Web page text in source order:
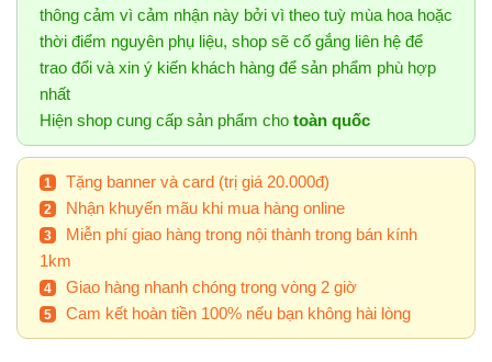
thông cảm vì cảm nhận này bởi vì theo tuỳ mùa hoa hoặc
thời điểm nguyên phụ liệu, shop sẽ cố gắng liên hệ để
trao đổi và xin ý kiến khách hàng để sản phẩm phù hợp
nhất
Hiện shop cung cấp sản phẩm cho toàn quốc
Tặng banner và card (trị giá 20.000đ)
Nhận khuyến mãu khi mua hàng online
Miễn phí giao hàng trong nội thành trong bán kính
1km
Giao hàng nhanh chóng trong vòng 2 giờ
Cam kết hoàn tiền 100% nếu bạn không hài lòng